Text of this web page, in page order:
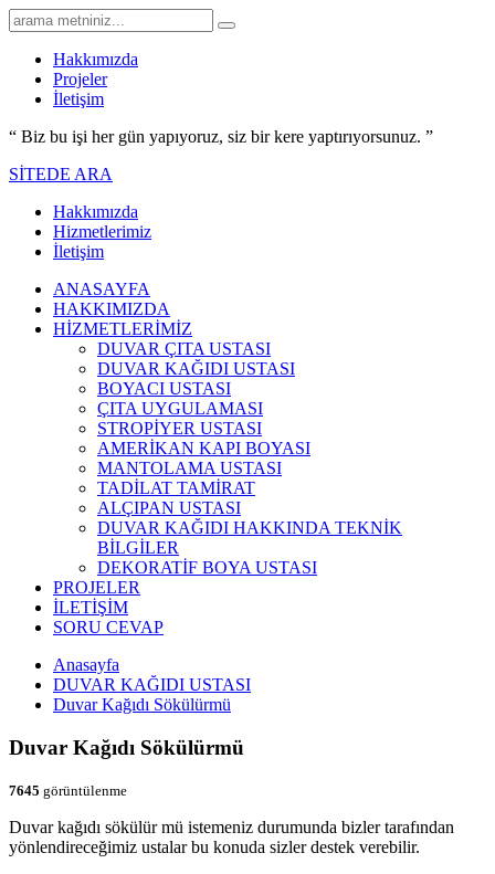
Hakkımızda
Projeler
İletişim
“ Biz bu işi her gün yapıyoruz, siz bir kere yaptırıyorsunuz. ”
SİTEDE ARA
Hakkımızda
Hizmetlerimiz
İletişim
ANASAYFA
HAKKIMIZDA
HİZMETLERİMİZ
DUVAR ÇITA USTASI
DUVAR KAĞIDI USTASI
BOYACI USTASI
ÇITA UYGULAMASI
STROPİYER USTASI
AMERİKAN KAPI BOYASI
MANTOLAMA USTASI
TADİLAT TAMİRAT
ALÇIPAN USTASI
DUVAR KAĞIDI HAKKINDA TEKNİK
BİLGİLER
DEKORATİF BOYA USTASI
PROJELER
İLETİŞİM
SORU CEVAP
Anasayfa
DUVAR KAĞIDI USTASI
Duvar Kağıdı Sökülürmü
Duvar Kağıdı Sökülürmü
7645 görüntülenme
Duvar kağıdı sökülür mü istemeniz durumunda bizler tarafından
yönlendireceğimiz ustalar bu konuda sizler destek verebilir.